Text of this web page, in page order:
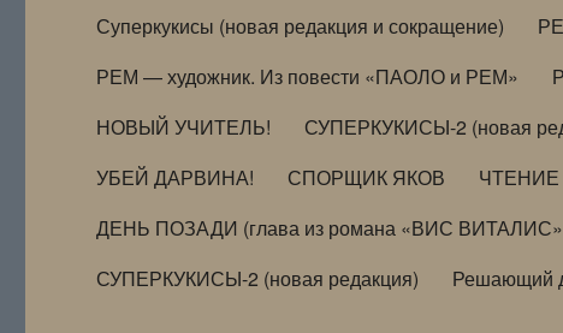
Суперкукисы (новая редакция и сокращение)
РЕМ — художник. Из повести «ПАОЛО и РЕМ»
НОВЫЙ УЧИТЕЛЬ!
СУПЕРКУКИСЫ-2 (новая
УБЕЙ ДАРВИНА!
СПОРЩИК ЯКОВ
ДЕНЬ ПОЗАДИ (глава из романа «ВИС ВИТАЛИС»
СУПЕРКУКИСЫ-2 (новая редакция)
Решающий